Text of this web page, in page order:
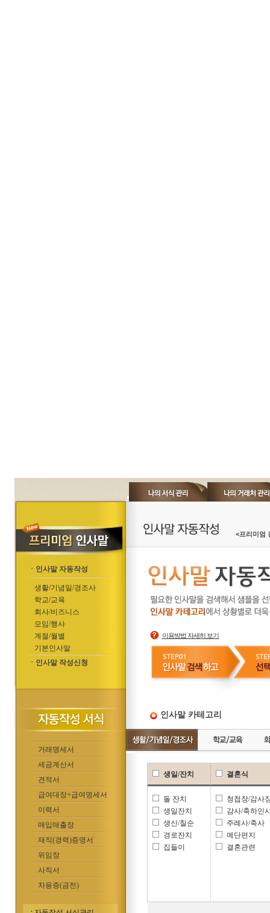
ㆍ인사말 자동작성
생활/기념일/경조사
학교/교육
회사/비즈니스
모임/행사
계절/월별
기본인사말
ㆍ인사말 작성신청
거래명세서
세금계산서
견적서
급여대장+급여명세서
이력서
매입매출장
재직(경력)증명서
위임장
사직서
차용증(금전)
<프리미엄
이용방법 자세히 보기
인사말 카테고리
생일/잔치
돌 잔치
생일잔치
생신/칠순
경로잔치
집들이
결혼식
청첩장/감사
감사/축하인
주례사/축사
예단편지
결혼관련